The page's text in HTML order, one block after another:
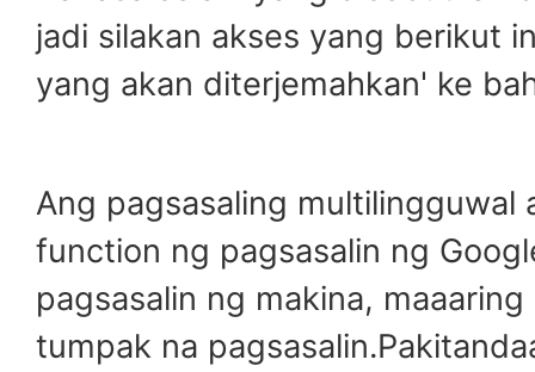
jadi silakan akses yang berikut
yang akan diterjemahkan' ke
Ang pagsasaling multilingguwal
function ng pagsasalin ng
pagsasalin ng makina,
tumpak na